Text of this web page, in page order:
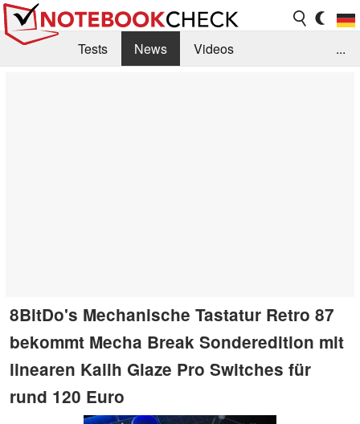
Tests News
Videos
...
8BitDo's Mechanische Tastatur Retro 87
bekommt Mecha Break Sonderedition mit
linearen Kailh Glaze Pro Switches für
rund 120 Euro